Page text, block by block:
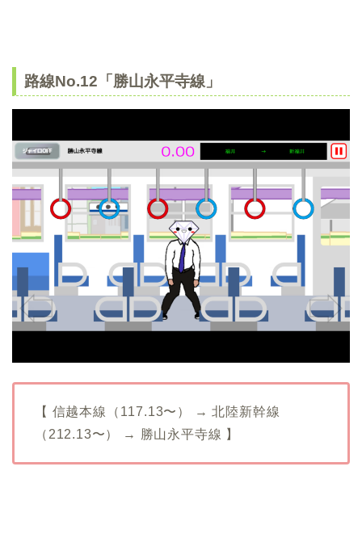
路線No.12「勝山永平寺線」
【 信越本線（117.13〜） → 北陸新幹線
（212.13〜） → 勝山永平寺線 】